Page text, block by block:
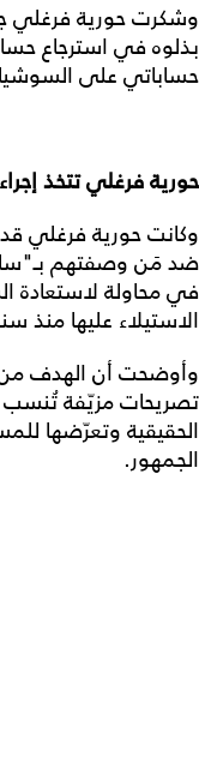
وشكرت حورية فرغلي
بذلوه في استرجاع
حساباتي على
حورية فرغلي تتخذ
وكانت حورية فرغلي قد
ضد مَن وصفتهم
في محاولة لاستعادة
الاستيلاء عليها منذ
وأوضحت أن الهدف من
تصريحات مزيّفة تُنسب
الحقيقية وتعرّضها
الجمهور.